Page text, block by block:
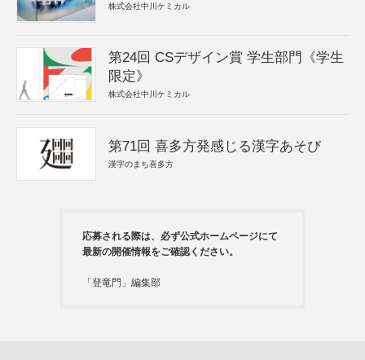
株式会社中川ケミカル
第24回 CSデザイン賞 学生部門《学生
限定》
株式会社中川ケミカル
第71回 喜多方発感じる漢字あそび
漢字のまち喜多方
応募される際は、必ず公式ホームページにて
最新の開催情報をご確認ください。
「登竜門」編集部